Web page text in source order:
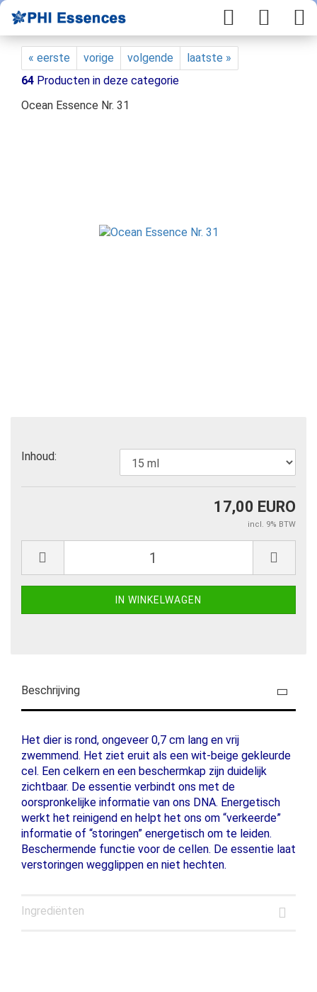
« eerste vorige volgende
laatste »
64 Producten in deze categorie
Ocean Essence Nr. 31
Inhoud:
17,00 EURO
incl. 9% BTW
Beschrijving
Het dier is rond, ongeveer 0,7 cm lang en vrij
zwemmend. Het ziet eruit als een wit-beige gekleurde
cel. Een celkern en een beschermkap zijn duidelijk
zichtbaar. De essentie verbindt ons met de
oorspronkelijke informatie van ons DNA. Energetisch
werkt het reinigend en helpt het ons om “verkeerde”
informatie of “storingen” energetisch om te leiden.
Beschermende functie voor de cellen. De essentie laat
verstoringen wegglippen en niet hechten.
Ingrediënten